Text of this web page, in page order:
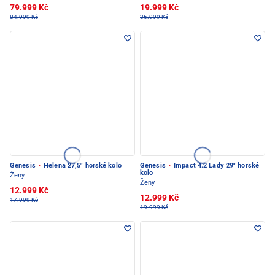
79.999 Kč
84.999 Kč
19.999 Kč
36.999 Kč
Genesis · Helena 27,5" horské kolo
Ženy
12.999 Kč
17.999 Kč
Genesis ·
Impact 4.2 Lady 29" horské
kolo
Ženy
12.999 Kč
19.999 Kč